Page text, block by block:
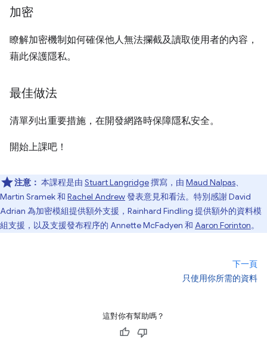
加密
瞭解加密機制如何確保他人無法攔截及讀取使用者的內容，
藉此保護隱私。
最佳做法
清單列出重要措施，在開發網路時保障隱私安全。
開始上課吧！
注意： 本課程是由 Stuart Langridge撰寫，由 Maud Nalpas、
Martin Sramek 和 Rachel Andrew發表意見和看法。特別感謝 David
Adrian 為加密模組提供額外支援，Rainhard Findling 提供額外的資料模
組支援，以及支援發布程序的 Annette McFadyen 和 Aaron Forinton。
下一頁
只使用你所需的資料
這對你有幫助嗎？